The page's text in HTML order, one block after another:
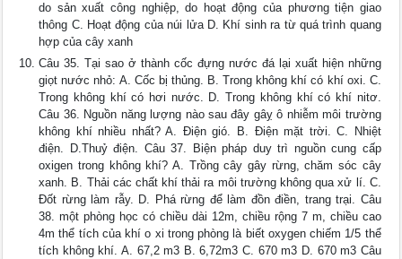
do sản xuất công nghiệp, do hoạt động của phương tiện giao
thông C. Hoạt động của núi lửa D. Khí sinh ra từ quá trình quang
hợp của cây xanh
Câu 35. Tại sao ở thành cốc đựng nước đá lại xuất hiện những
giọt nước nhỏ: A. Cốc bị thủng. B. Trong không khí có khí oxi. C.
Trong không khí có hơi nước. D. Trong không khí có khí nitơ.
Câu 36. Nguồn năng lượng nào sau đây gâỵ ô nhiễm môi trường
không khí nhiều nhất? A. Điện gió. B. Điện mặt trời. C. Nhiệt
điện. D.Thuỷ điện. Câu 37. Biện pháp duy trì nguồn cung cấp
oxigen trong không khí? A. Trồng cây gây rừng, chăm sóc cây
xanh. B. Thải các chất khí thải ra môi trường không qua xử lí. C.
Đốt rừng làm rẫy. D. Phá rừng để làm đồn điền, trang trại. Câu
38. một phòng học có chiều dài 12m, chiều rộng 7 m, chiều cao
4m thể tích của khí o xi trong phòng là biết oxygen chiếm 1/5 thể
tích không khí. A. 67,2 m3 B. 6,72m3 C. 670 m3 D. 670 m3 Câu